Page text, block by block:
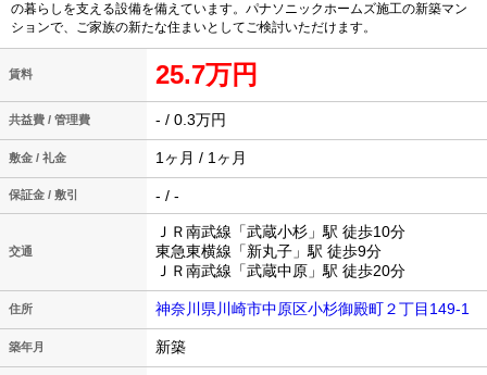
の暮らしを支える設備を備えています。パナソニックホームズ施工の新築マン
ションで、ご家族の新たな住まいとしてご検討いただけます。
賃料 25.7万円
共益費 / 管理費 - / 0.3万円
敷金 / 礼金 1ヶ月 / 1ヶ月
保証金 / 敷引 - / -
交通
ＪＲ南武線「武蔵小杉」駅 徒歩10分
東急東横線「新丸子」駅 徒歩9分
ＪＲ南武線「武蔵中原」駅 徒歩20分
住所 神奈川県川崎市中原区小杉御殿町２丁目149-1
築年月 新築